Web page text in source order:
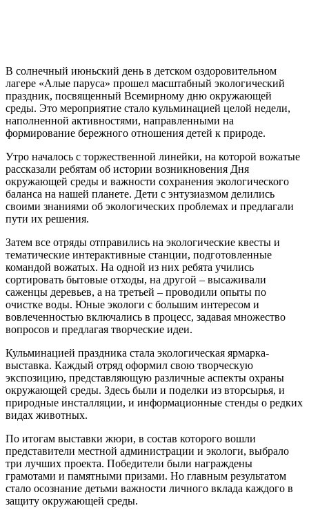
В солнечный июньский день в детском оздоровительном
лагере «Алые паруса» прошел масштабный экологический
праздник, посвященный Всемирному дню окружающей
среды. Это мероприятие стало кульминацией целой недели,
наполненной активностями, направленными на
формирование бережного отношения детей к природе.
Утро началось с торжественной линейки, на которой вожатые
рассказали ребятам об истории возникновения Дня
окружающей среды и важности сохранения экологического
баланса на нашей планете. Дети с энтузиазмом делились
своими знаниями об экологических проблемах и предлагали
пути их решения.
Затем все отряды отправились на экологические квесты и
тематические интерактивные станции, подготовленные
командой вожатых. На одной из них ребята учились
сортировать бытовые отходы, на другой – высаживали
саженцы деревьев, а на третьей – проводили опыты по
очистке воды. Юные экологи с большим интересом и
вовлеченностью включались в процесс, задавая множество
вопросов и предлагая творческие идеи.
Кульминацией праздника стала экологическая ярмарка-
выставка. Каждый отряд оформил свою творческую
экспозицию, представляющую различные аспекты охраны
окружающей среды. Здесь были и поделки из вторсырья, и
природные инсталляции, и информационные стенды о редких
видах животных.
По итогам выставки жюри, в состав которого вошли
представители местной администрации и экологи, выбрало
три лучших проекта. Победители были награждены
грамотами и памятными призами. Но главным результатом
стало осознание детьми важности личного вклада каждого в
защиту окружающей среды.